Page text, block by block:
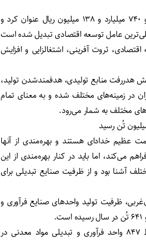
وی، میزان سرمایه‌گذاری بر روی این معادن را سه هزار و ۷۴۰ میلیارد و ۱۳۸ میلیون ریال عنوان کرد و
عامل توسعه اقتصادی تبدیل شده است
ثروت آفرینی، اشتغالزایی و افزایش
هدررفت منابع تولیدی، هدفمندشدن تولید،
در زمینه‌های مختلف شده و به معنای تمام
مختلف به شمار می‌رود.
عظیم خدادای هستند و بهره‌مندی از آنها
می‌کند، اما باید در کنار بهره‌مندی از این
آشنا بود و از ظرفیت صنایع تبدیلی برای
ظرفیت تولید واحدهای صنایع فرآوری و
غلامرضا بابایی اظهار داشت: این ظرفیت فرآوری توسط ۸۴۷ واحد فرآوری و تبدیلی مواد معدنی در